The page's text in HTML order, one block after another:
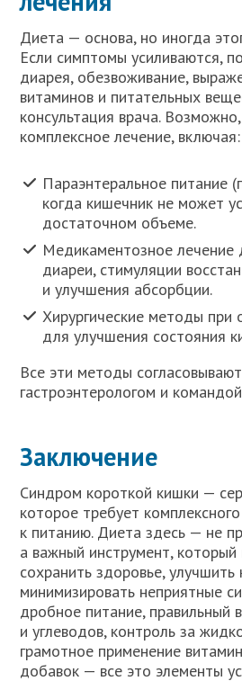
Диета — основа, но иногда
Если симптомы усиливаются,
диарея, обезвоживание,
витаминов и питательных
консультация врача.
комплексное лечение, включая:
Параэнтеральное питание
когда кишечник не может
достаточном объеме.
Медикаментозное лечение
диареи, стимуляции
и улучшения абсорбции.
Хирургические методы при
для улучшения состояния
Все эти методы
гастроэнтерологом и
Заключение
Синдром короткой кишки —
которое требует
к питанию. Диета здесь — не
а важный инструмент, который
сохранить здоровье, улучшить
минимизировать неприятные
дробное питание, правильный
и углеводов, контроль за
грамотное применение
добавок — все это элементы